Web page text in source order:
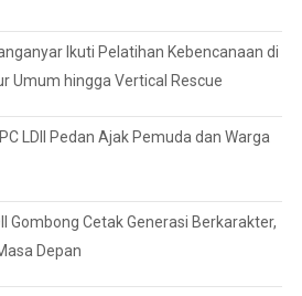
Ikuti Pelatihan Kebencanaan di
Umum hingga Vertical Rescue
LDII Pedan Ajak Pemuda dan Warga
Gombong Cetak Generasi Berkarakter,
Depan